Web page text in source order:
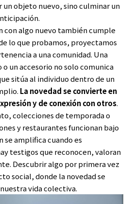
un objeto nuevo, sino culminar un
con algo nuevo también cumple
lo que probamos, proyectamos
a una comunidad. Una
un accesorio no solo comunica
sitúa al individuo dentro de un
La novedad se convierte en
y de conexión con otros.
colecciones de temporada o
y restaurantes funcionan bajo
se amplifica cuando es
testigos que reconocen, valoran
Descubrir algo por primera vez
social, donde la novedad se
vida colectiva.